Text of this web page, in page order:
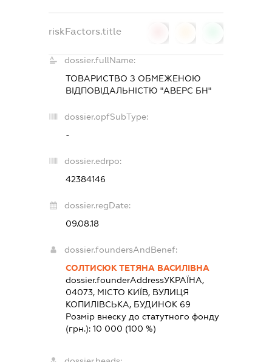
riskFactors.title
dossier.fullName:
ТОВАРИСТВО З ОБМЕЖЕНОЮ
ВІДПОВІДАЛЬНІСТЮ "АВЕРС БН"
dossier.opfSubType:
-
dossier.edrpo:
42384146
dossier.regDate:
09.08.18
dossier.foundersAndBenef:
СОЛТИСЮК ТЕТЯНА ВАСИЛІВНА
dossier.founderAddressУКРАЇНА,
04073, МІСТО КИЇВ, ВУЛИЦЯ
КОПИЛІВСЬКА, БУДИНОК 69
Розмір внеску до статутного фонду
(грн.):10 000 (100 %)